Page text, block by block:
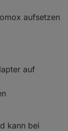
aufsetzen
auf
kann bei